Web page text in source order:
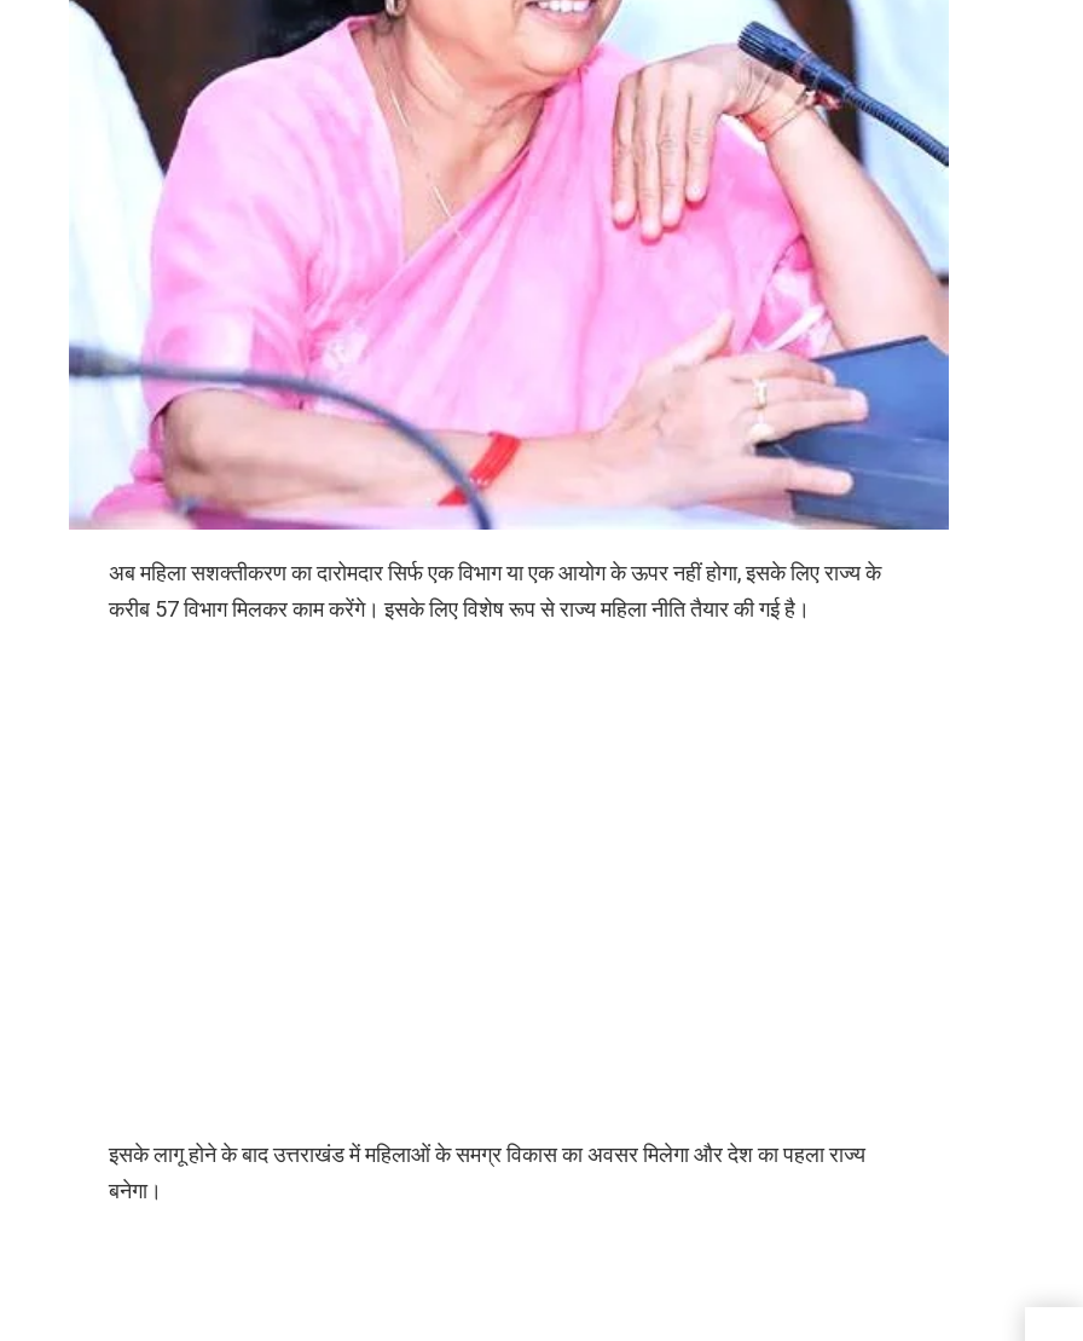
अब महिला सशक्तीकरण का दारोमदार सिर्फ एक विभाग या एक आयोग के ऊपर नहीं होगा, इसके लिए राज्य के
करीब 57 विभाग मिलकर काम करेंगे। इसके लिए विशेष रूप से राज्य महिला नीति तैयार की गई है।
इसके लागू होने के बाद उत्तराखंड में महिलाओं के समग्र विकास का अवसर मिलेगा और देश का पहला राज्य
बनेगा।